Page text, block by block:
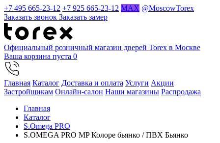
+7 495 665-23-12 +7 925 665-23-12 MAX @MoscowTorex
Заказать звонок Заказать замер
Официальный розничный магазин дверей Torex в Москве
Ваша корзина пуста 0
Главная Каталог Доставка и оплата Услуги Акции
Застройщикам Онлайн-салон Наши магазины Распродажа
Главная
Каталог
S.Omega PRO
S.OMEGA PRO MP Колоре бьянко / ПВХ Бьянко